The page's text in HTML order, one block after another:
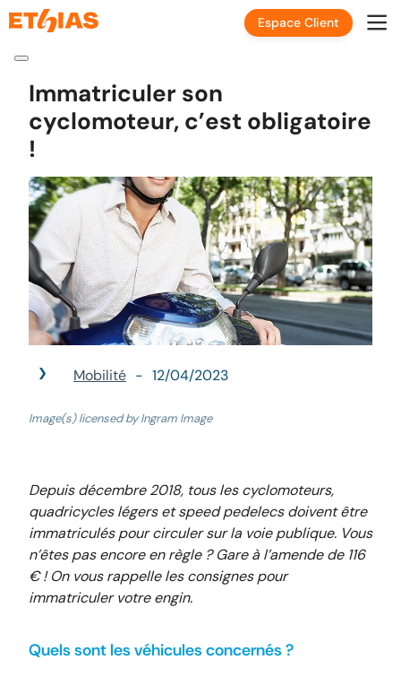
Espace Client
Immatriculer son
cyclomoteur, c’est obligatoire
!
Mobilité 12/04/2023
Image(s) licensed by Ingram Image
Depuis décembre 2018, tous les cyclomoteurs,
quadricycles légers et speed pedelecs doivent être
immatriculés pour circuler sur la voie publique. Vous
n’êtes pas encore en règle ? Gare à l’amende de 116
€ ! On vous rappelle les consignes pour
immatriculer votre engin.
Quels sont les véhicules concernés ?